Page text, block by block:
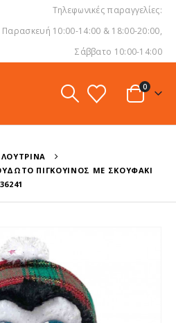
Τηλεφωνικές παραγγελίες:
10:00-14:00 & 18:00-20:00,
Σάββατο 10:00-14:00
0
ΛΟΎΤΡΙΝΑ
ΠΙΓΚΟΥΊΝΟΣ ΜΕ ΣΚΟΥΦΆΚΙ